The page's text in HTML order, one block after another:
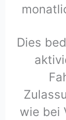
Dies
wie bei